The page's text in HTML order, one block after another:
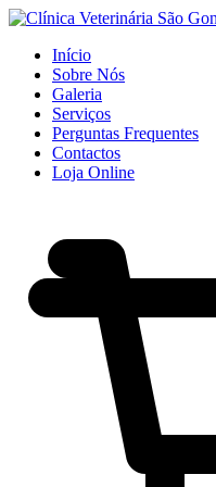
Início
Sobre Nós
Galeria
Serviços
Perguntas Frequentes
Contactos
Loja Online